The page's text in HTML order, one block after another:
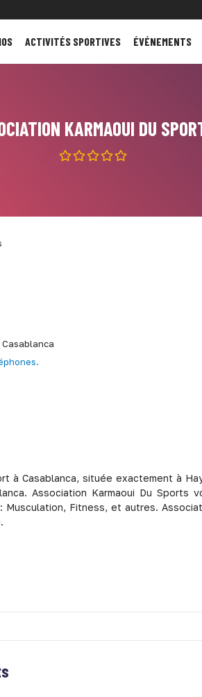
ACTIVITÉS SPORTIVES ÉVÉNEMENTS
KARMAOUI DU
Casablanca
à Casablanca, située exactement à
Association Karmaoui Du Sports
Fitness, et autres.